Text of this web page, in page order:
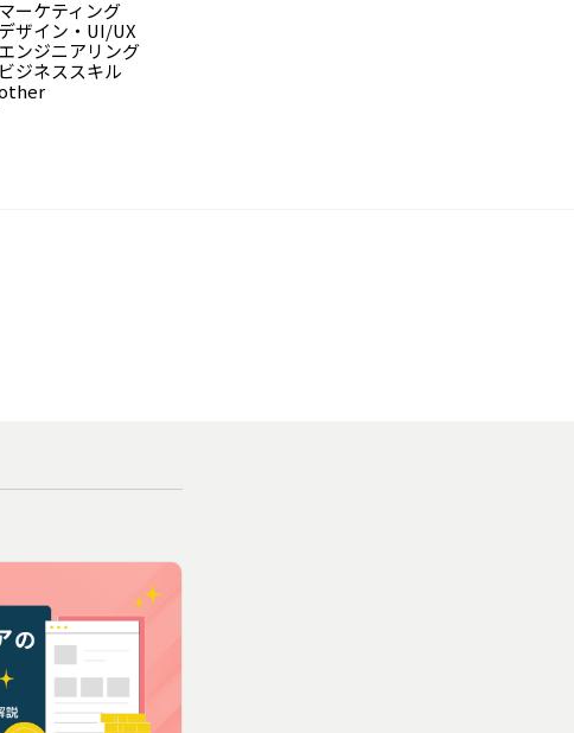
マーケティング
デザイン・UI/UX
エンジニアリング
ビジネススキル